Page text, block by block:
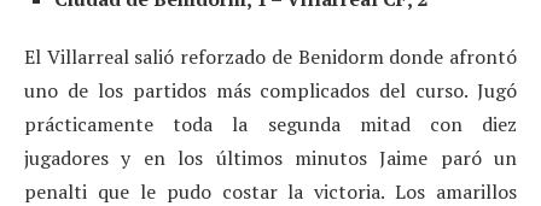
El Villarreal salió reforzado de Benidorm donde afrontó
uno de los partidos más complicados del curso. Jugó
prácticamente toda la segunda mitad con diez
jugadores y en los últimos minutos Jaime paró un
penalti que le pudo costar la victoria. Los amarillos